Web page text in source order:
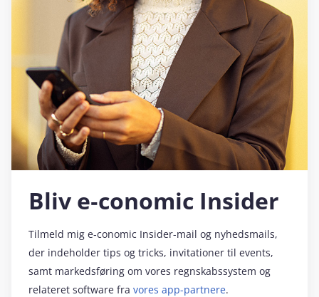
Bliv e‑conomic Insider
Tilmeld mig e‑conomic Insider-mail og nyhedsmails,
der indeholder tips og tricks, invitationer til events,
samt markedsføring om vores regnskabssystem og
relateret software fra vores app-partnere.